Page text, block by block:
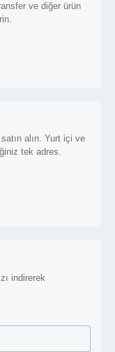
ve diğer ürün
alın. Yurt içi ve
tek adres.
indirerek